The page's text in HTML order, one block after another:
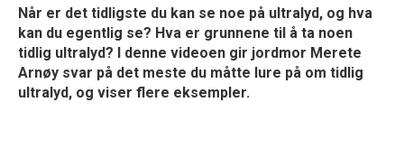
Når er det tidligste du kan se noe på ultralyd, og hva
kan du egentlig se? Hva er grunnene til å ta noen
tidlig ultralyd? I denne videoen gir jordmor Merete
Arnøy svar på det meste du måtte lure på om tidlig
ultralyd, og viser flere eksempler.